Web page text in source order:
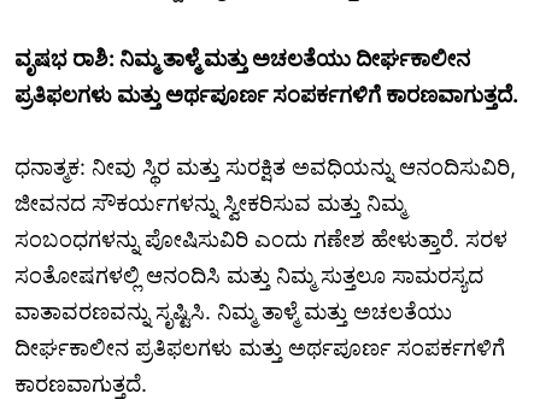
ವೃಷಭ ರಾಶಿ: ನಿಮ್ಮ ತಾಳ್ಮೆ ಮತ್ತು ಅಚಲತೆಯು ದೀರ್ಘಕಾಲೀನ
ಪ್ರತಿಫಲಗಳು ಮತ್ತು ಅರ್ಥಪೂರ್ಣ ಸಂಪರ್ಕಗಳಿಗೆ ಕಾರಣವಾಗುತ್ತದೆ.
ಧನಾತ್ಮಕ: ನೀವು ಸ್ಥಿರ ಮತ್ತು ಸುರಕ್ಷಿತ ಅವಧಿಯನ್ನು ಆನಂದಿಸುವಿರಿ,
ಜೀವನದ ಸೌಕರ್ಯಗಳನ್ನು ಸ್ವೀಕರಿಸುವ ಮತ್ತು ನಿಮ್ಮ
ಸಂಬಂಧಗಳನ್ನು ಪೋಷಿಸುವಿರಿ ಎಂದು ಗಣೇಶ ಹೇಳುತ್ತಾರೆ. ಸರಳ
ಸಂತೋಷಗಳಲ್ಲಿ ಆನಂದಿಸಿ ಮತ್ತು ನಿಮ್ಮ ಸುತ್ತಲೂ ಸಾಮರಸ್ಯದ
ವಾತಾವರಣವನ್ನು ಸೃಷ್ಟಿಸಿ. ನಿಮ್ಮ ತಾಳ್ಮೆ ಮತ್ತು ಅಚಲತೆಯು
ದೀರ್ಘಕಾಲೀನ ಪ್ರತಿಫಲಗಳು ಮತ್ತು ಅರ್ಥಪೂರ್ಣ ಸಂಪರ್ಕಗಳಿಗೆ
ಕಾರಣವಾಗುತ್ತದೆ.